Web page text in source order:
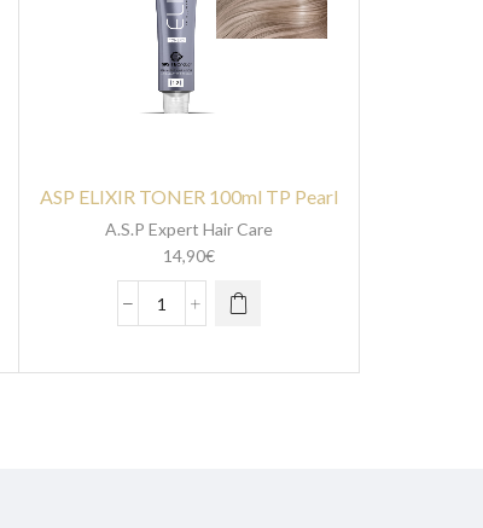
ASP ELIXIR TONER 100ml TP Pearl
A.S.P Expert Hair Care
14,90€